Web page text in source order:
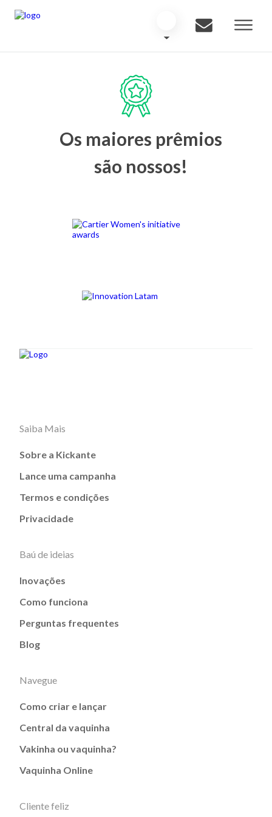
Os maiores prêmios
são nossos!
Saiba Mais
Sobre a Kickante
Lance uma campanha
Termos e condições
Privacidade
Baú de ideias
Inovações
Como funciona
Perguntas frequentes
Blog
Navegue
Como criar e lançar
Central da vaquinha
Vakinha ou vaquinha?
Vaquinha Online
Cliente feliz